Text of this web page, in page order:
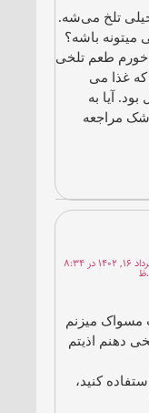
تلخ می‌شه.
باشه؟
طعم تلخی
غذا می
آیا به
مراجعه
خرداد ۱۶, ۱۴۰۲ در ۸:۳۴
مسواک میزنم
دهنم اذیتم
کنید،